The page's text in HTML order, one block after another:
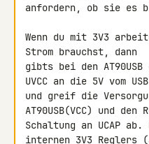
anfordern, ob sie es
Wenn du mit 3V3
Strom brauchst, dann
gibts bei den
UVCC an die 5V vom
und greif die
AT90USB(VCC) und den
Schaltung an UCAP
internen 3V3 Reglers